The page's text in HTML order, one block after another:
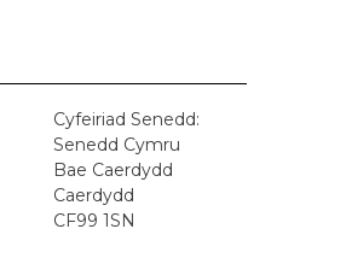
Cyfeiriad Senedd:
Senedd Cymru
Bae Caerdydd
Caerdydd
CF99 1SN